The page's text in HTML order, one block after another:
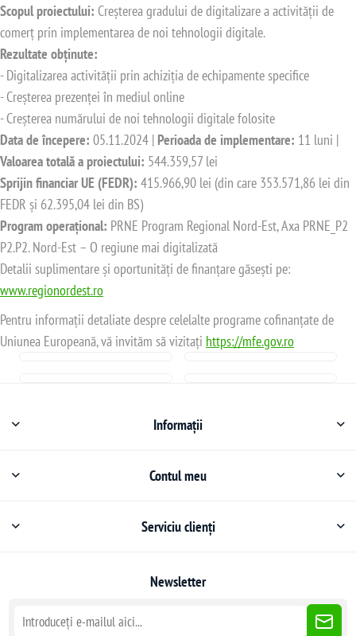
Scopul proiectului: Creșterea gradului de digitalizare a activității de
comerț prin implementarea de noi tehnologii digitale.
Rezultate obținute:
- Digitalizarea activității prin achiziția de echipamente specifice
- Creșterea prezenței în mediul online
- Creșterea numărului de noi tehnologii digitale folosite
Data de începere: 05.11.2024 | Perioada de implementare: 11 luni |
Valoarea totală a proiectului: 544.359,57 lei
Sprijin financiar UE (FEDR): 415.966,90 lei (din care 353.571,86 lei din
FEDR și 62.395,04 lei din BS)
Program operațional: PRNE Program Regional Nord-Est, Axa PRNE_P2
P2.P2. Nord-Est – O regiune mai digitalizată
Detalii suplimentare și oportunități de finanțare găsești pe:
www.regionordest.ro
Pentru informații detaliate despre celelalte programe cofinanțate de
Uniunea Europeană, vă invităm să vizitați https://mfe.gov.ro
Informații
Contul meu
Serviciu clienți
Newsletter